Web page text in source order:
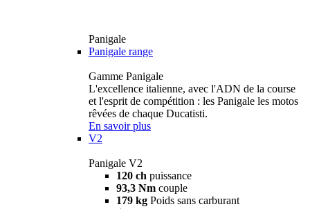
Panigale
Panigale range
Gamme Panigale
L'excellence italienne, avec l'ADN de la course
et l'esprit de compétition : les Panigale les motos
rêvées de chaque Ducatisti.
En savoir plus
V2
Panigale V2
120 ch puissance
93,3 Nm couple
179 kg Poids sans carburant